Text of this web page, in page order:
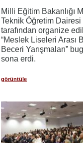
Milli Eğitim Bakanlığı
Teknik Öğretim Dairesi
tarafından organize
“Meslek Liseleri Arası
Beceri Yarışmaları”
sona erdi.
görüntüle